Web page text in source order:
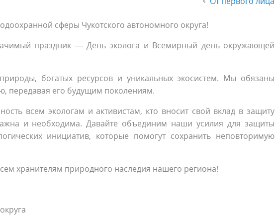
сферы Чукотского автономного округа!
праздник — День эколога и Всемирный день окружающей
богатых ресурсов и уникальных экосистем. Мы обязаны
передавая его будущим поколениям.
всем экологам и активистам, кто вносит свой вклад в защиту
и необходима. Давайте объединим наши усилия для защиты
инициатив, которые помогут сохранить неповторимую
хранителям природного наследия нашего региона!